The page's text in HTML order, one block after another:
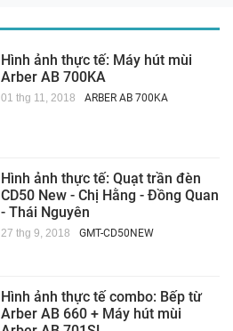
Hình ảnh thực tế: Máy hút mùi
Arber AB 700KA
01 thg 11, 2018 ARBER AB 700KA
Hình ảnh thực tế: Quạt trần đèn
CD50 New - Chị Hằng - Đồng Quan
- Thái Nguyên
27 thg 9, 2018 GMT-CD50NEW
Hình ảnh thực tế combo: Bếp từ
Arber AB 660 + Máy hút mùi